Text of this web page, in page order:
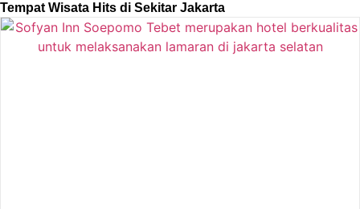
Tempat Wisata Hits di Sekitar Jakarta